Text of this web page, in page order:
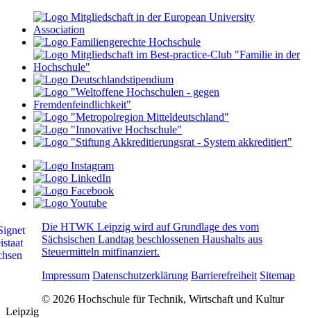
Die HTWK Leipzig wird auf Grundlage des vom
Sächsischen Landtag beschlossenen Haushalts aus
Steuermitteln mitfinanziert.
Impressum Datenschutzerklärung Barrierefreiheit Sitemap
© 2026 Hochschule für Technik, Wirtschaft und Kultur
Leipzig